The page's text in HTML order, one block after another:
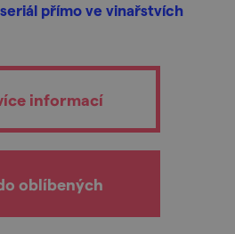
přímo ve vinařstvích
informací
oblíbených